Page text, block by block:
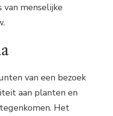
van menselijke
van een bezoek
aan planten en
Het